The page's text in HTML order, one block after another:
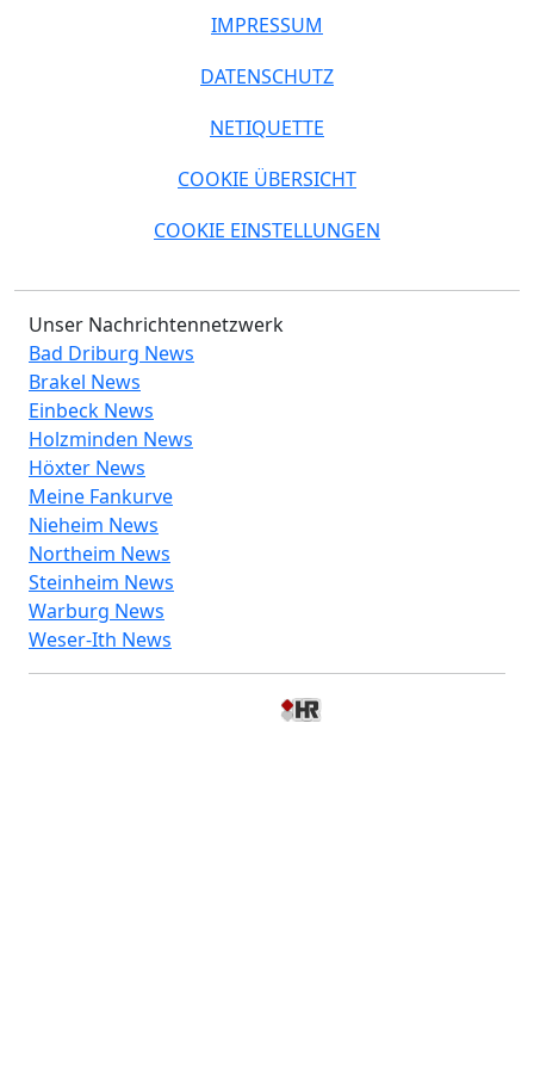
IMPRESSUM
DATENSCHUTZ
NETIQUETTE
COOKIE ÜBERSICHT
COOKIE EINSTELLUNGEN
Unser Nachrichtennetzwerk
Bad Driburg News
Brakel News
Einbeck News
Holzminden News
Höxter News
Meine Fankurve
Nieheim News
Northeim News
Steinheim News
Warburg News
Weser-Ith News